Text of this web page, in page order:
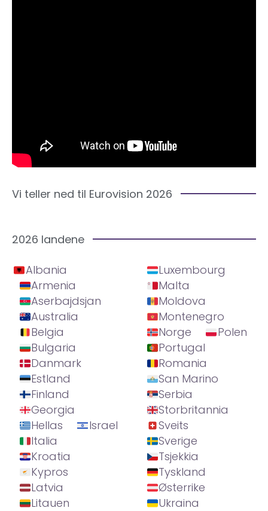
Vi teller ned til Eurovision 2026
2026 landene
Albania
Armenia
Aserbajdsjan
Australia
Belgia
Bulgaria
Danmark
Estland
Finland
Georgia
Hellas
Israel
Italia
Kroatia
Kypros
Latvia
Litauen
Luxembourg
Malta
Moldova
Montenegro
Norge
Polen
Portugal
Romania
San Marino
Serbia
Storbritannia
Sveits
Sverige
Tsjekkia
Tyskland
Østerrike
Ukraina